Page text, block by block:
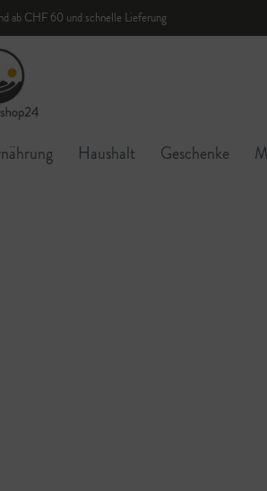
ab CHF 60 und schnelle Lieferung
Haushalt Geschenke